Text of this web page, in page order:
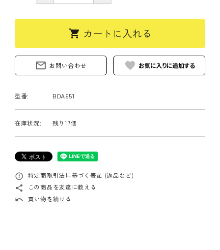
shopping_cart カートに入れる
mail_outline お問い合わせ favorite
型番: BDA651
在庫状況: 残り17個
error_outline 特定商取引法に基づく表記 (返品など)
share この商品を友達に教える
undo 買い物を続ける